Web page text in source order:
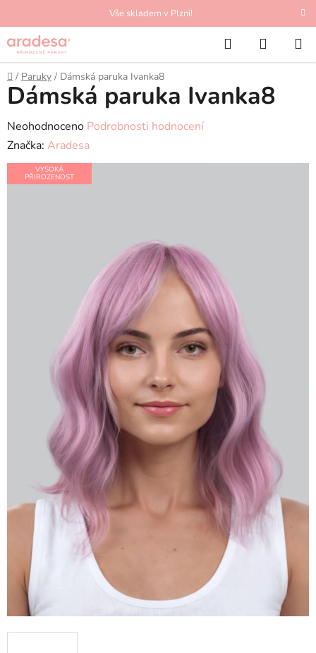
obsah
Vše skladem v Plzni!
Hledat
KOŠÍK
Domů
/ Paruky / Dámská paruka Ivanka8
Dámská paruka Ivanka8
Průměrné
hodnocení
produktu
je
Neohodnoceno Podrobnosti hodnocení
Značka: Aradesa
VYSOKÁ
PŘIROZENOST